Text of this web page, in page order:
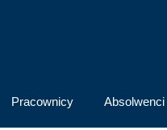
Pracownicy Absolwenci